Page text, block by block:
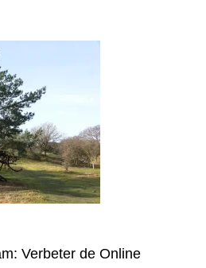
Verbeter de Online